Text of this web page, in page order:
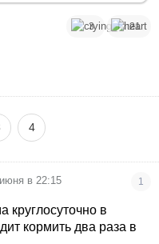
3 21
4
в 22:15 1
круглосуточно в
кормить два раза в